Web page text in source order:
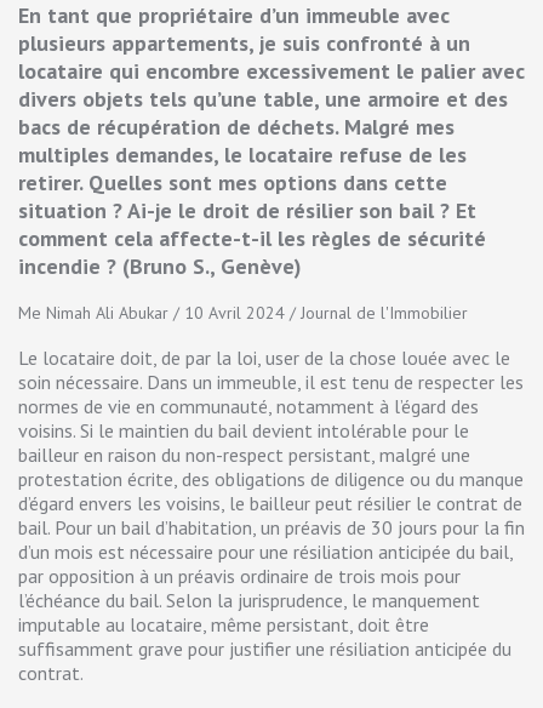
En tant que propriétaire d’un immeuble avec
plusieurs appartements, je suis confronté à un
locataire qui encombre excessivement le palier avec
divers objets tels qu’une table, une armoire et des
bacs de récupération de déchets. Malgré mes
multiples demandes, le locataire refuse de les
retirer. Quelles sont mes options dans cette
situation ? Ai-je le droit de résilier son bail ? Et
comment cela affecte-t-il les règles de sécurité
incendie ? (Bruno S., Genève)
Me Nimah Ali Abukar / 10 Avril 2024 / Journal de l'Immobilier
Le locataire doit, de par la loi, user de la chose louée avec le
soin nécessaire. Dans un immeuble, il est tenu de respecter les
normes de vie en communauté, notamment à l’égard des
voisins. Si le maintien du bail devient intolérable pour le
bailleur en raison du non-respect persistant, malgré une
protestation écrite, des obligations de diligence ou du manque
d’égard envers les voisins, le bailleur peut résilier le contrat de
bail. Pour un bail d’habitation, un préavis de 30 jours pour la fin
d’un mois est nécessaire pour une résiliation anticipée du bail,
par opposition à un préavis ordinaire de trois mois pour
l’échéance du bail. Selon la jurisprudence, le manquement
imputable au locataire, même persistant, doit être
suffisamment grave pour justifier une résiliation anticipée du
contrat.